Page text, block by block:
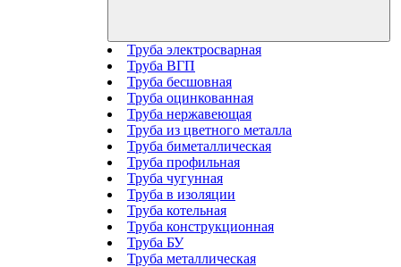
Труба электросварная
Труба ВГП
Труба бесшовная
Труба оцинкованная
Труба нержавеющая
Труба из цветного металла
Труба биметаллическая
Труба профильная
Труба чугунная
Труба в изоляции
Труба котельная
Труба конструкционная
Труба БУ
Труба металлическая